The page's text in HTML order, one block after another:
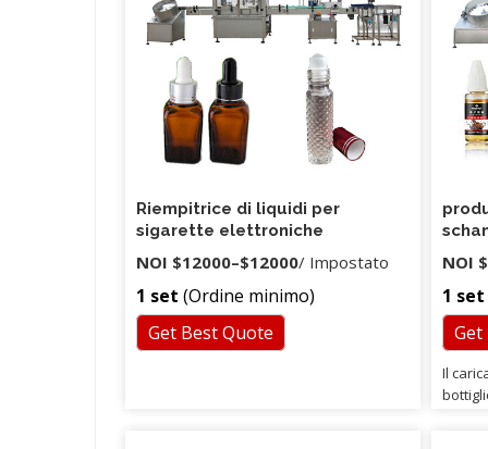
Riempitrice di liquidi per
sigarette elettroniche
NOI $12000–$12000/ Impostato
1 set (Ordine minimo)
Get Best Quote
del
NOI
1 set
Get
Il